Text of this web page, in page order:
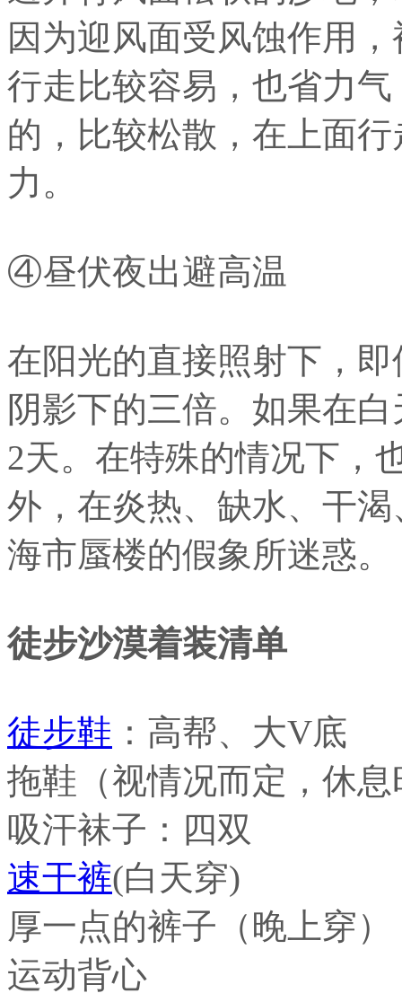
因为迎风面受风蚀作用
行走比较容易，也省力
的，比较松散，在上面
力。
④昼伏夜出避高温
在阳光的直接照射下，
阴影下的三倍。如果在
2天。在特殊的情况下，
外，在炎热、缺水、干
海市蜃楼的假象所迷惑。
徒步沙漠着装清单
徒步鞋 ：高帮、大V底
拖鞋（视情况而定，休
吸汗袜子：四双
速干裤(白天穿)
厚一点的裤子（晚上穿）
运动背心